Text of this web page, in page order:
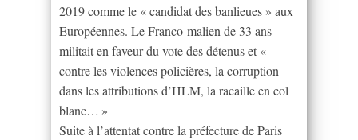
2019 comme le « candidat des banlieues » aux
Européennes. Le Franco-malien de 33 ans
militait en faveur du vote des détenus et «
contre les violences policières, la corruption
dans les attributions d’HLM, la racaille en col
blanc… »
Suite à l’attentat contre la préfecture de Paris